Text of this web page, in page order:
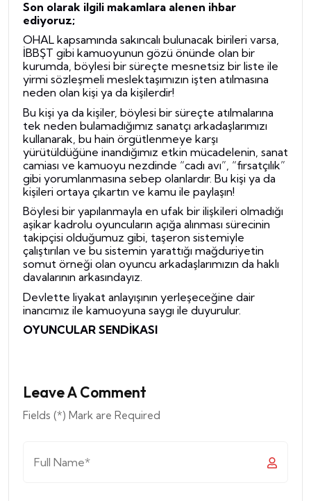
Son olarak ilgili makamlara alenen ihbar
ediyoruz;
OHAL kapsamında sakıncalı bulunacak birileri varsa,
İBBŞT gibi kamuoyunun gözü önünde olan bir
kurumda, böylesi bir süreçte mesnetsiz bir liste ile
yirmi sözleşmeli meslektaşımızın işten atılmasına
neden olan kişi ya da kişilerdir!
Bu kişi ya da kişiler, böylesi bir süreçte atılmalarına
tek neden bulamadığımız sanatçı arkadaşlarımızı
kullanarak, bu hain örgütlenmeye karşı
yürütüldüğüne inandığımız etkin mücadelenin, sanat
camiası ve kamuoyu nezdinde “cadı avı”, “fırsatçılık”
gibi yorumlanmasına sebep olanlardır. Bu kişi ya da
kişileri ortaya çıkartın ve kamu ile paylaşın!
Böylesi bir yapılanmayla en ufak bir ilişkileri olmadığı
aşikar kadrolu oyuncuların açığa alınması sürecinin
takipçisi olduğumuz gibi, taşeron sistemiyle
çalıştırılan ve bu sistemin yarattığı mağduriyetin
somut örneği olan oyuncu arkadaşlarımızın da haklı
davalarının arkasındayız.
Devlette liyakat anlayışının yerleşeceğine dair
inancımız ile kamuoyuna saygı ile duyurulur.
OYUNCULAR SENDİKASI
Leave A Comment
Fields (*) Mark are Required